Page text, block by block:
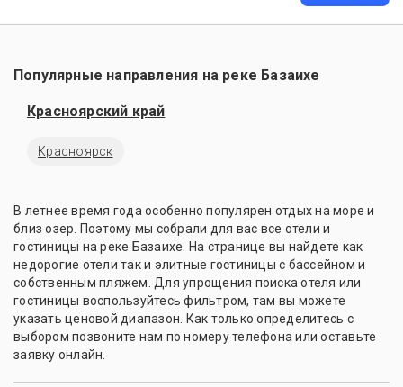
Популярные направления на реке Базаихе
Красноярский край
Красноярск
В летнее время года особенно популярен отдых на море и
близ озер. Поэтому мы собрали для вас все отели и
гостиницы на реке Базаихе. На странице вы найдете как
недорогие отели так и элитные гостиницы с бассейном и
собственным пляжем. Для упрощения поиска отеля или
гостиницы воспользуйтесь фильтром, там вы можете
указать ценовой диапазон. Как только определитесь с
выбором позвоните нам по номеру телефона или оставьте
заявку онлайн.